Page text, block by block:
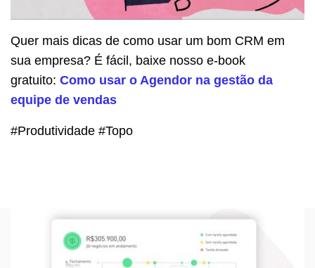
Quer mais dicas de como usar um bom CRM em
sua empresa? É fácil, baixe nosso e-book
gratuito: Como usar o Agendor na gestão da
equipe de vendas
#Produtividade #Topo